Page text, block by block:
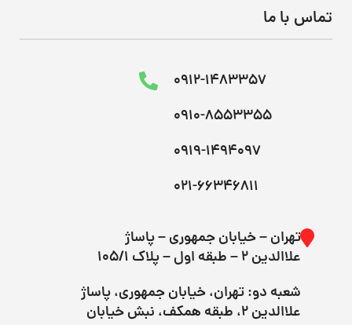
تماس با ما
0912-1483357
0910-8553355
0919-1494097
021-66346811
تهران – خیابان جمهوری – پاساژ
علاالدین ۲ – طبقه اول – پلاک 105/1
شعبه دو: تهران، خیابان جمهوری، پاساژ
علاالدین ۲، طبقه همکف، نبش خیابان